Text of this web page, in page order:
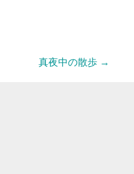
真夜中の散歩 →